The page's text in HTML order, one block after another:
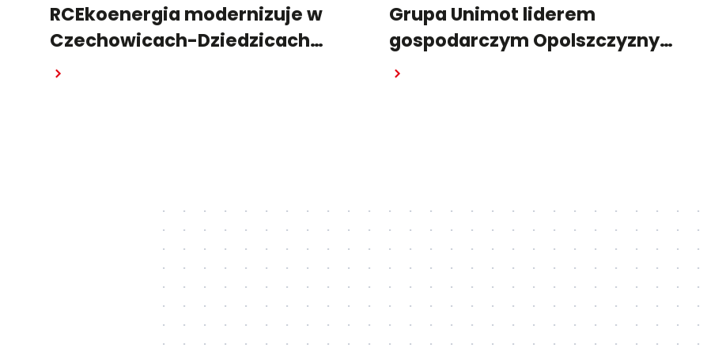
RCEkoenergia modernizuje w
Czechowicach-Dziedzicach
system wytwarzania energii
Grupa Unimot liderem
gospodarczym Opolszczyzny
w raporcie "Pulsu Biznesu"